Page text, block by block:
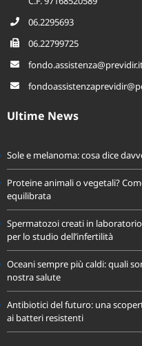
00155 Roma
C.F. 97168520589
06.2295693
06.22799725
Sole e melanoma: cosa dice
equilibrata
per lo studio dell’infertilità
nostra salute